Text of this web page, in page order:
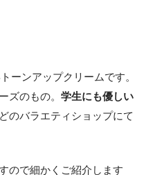
ーンアップクリームです。
ズのもの。 学生にも優しい
のバラエティショップにて
ので細かくご紹介します